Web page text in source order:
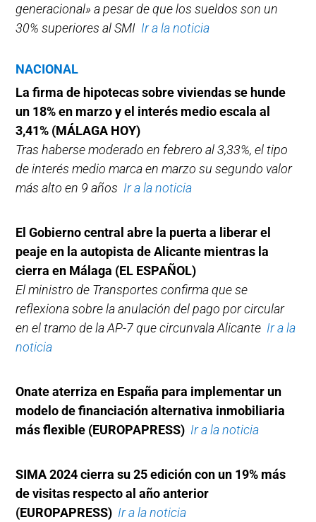
generacional» a pesar de que los sueldos son un
30% superiores al SMI Ir a la noticia
NACIONAL
La firma de hipotecas sobre viviendas se hunde
un 18% en marzo y el interés medio escala al
3,41% (MÁLAGA HOY)
Tras haberse moderado en febrero al 3,33%, el tipo
de interés medio marca en marzo su segundo valor
más alto en 9 años Ir a la noticia
El Gobierno central abre la puerta a liberar el
peaje en la autopista de Alicante mientras la
cierra en Málaga (EL ESPAÑOL)
El ministro de Transportes confirma que se
reflexiona sobre la anulación del pago por circular
en el tramo de la AP-7 que circunvala Alicante Ir a la
noticia
Onate aterriza en España para implementar un
modelo de financiación alternativa inmobiliaria
más flexible (EUROPAPRESS) Ir a la noticia
SIMA 2024 cierra su 25 edición con un 19% más
de visitas respecto al año anterior
(EUROPAPRESS) Ir a la noticia